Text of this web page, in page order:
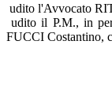
udito l'Avvocato
udito il P.M., in
FUCCI Costantino,